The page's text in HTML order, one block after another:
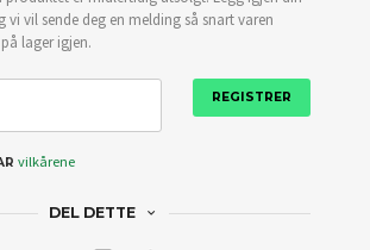
vi vil sende deg en melding så snart varen
lager igjen.
vilkårene
REGISTRER
DEL DETTE